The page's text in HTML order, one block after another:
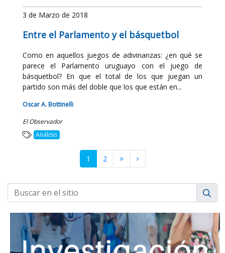
3 de Marzo de 2018
Entre el Parlamento y el básquetbol
Como en aquellos juegos de adivinanzas: ¿en qué se
parece el Parlamento uruguayo con el juego de
básquetbol? En que el total de los que juegan un
partido son más del doble que los que están en...
Oscar A. Bottinelli
El Observador
Análisis
1 2